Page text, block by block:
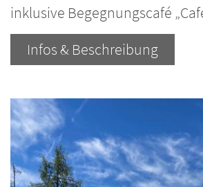
inklusive Begegnungscafé
Infos & Beschreibung